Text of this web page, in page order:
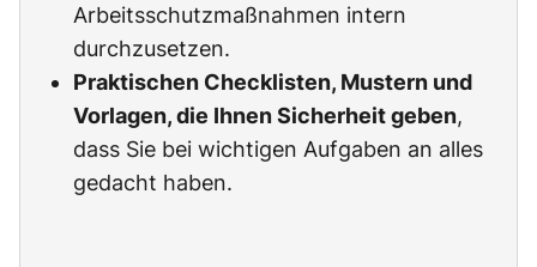
Arbeitsschutzmaßnahmen intern
durchzusetzen.
Praktischen Checklisten, Mustern und
Vorlagen, die Ihnen Sicherheit geben,
dass Sie bei wichtigen Aufgaben an alles
gedacht haben.